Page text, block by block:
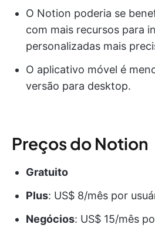
O Notion poderia se
com mais recursos para
personalizadas mais
O aplicativo móvel é
versão para desktop.
Preços do Notion
Gratuito
Plus: US$ 8/mês por
Negócios: US$ 15/mês